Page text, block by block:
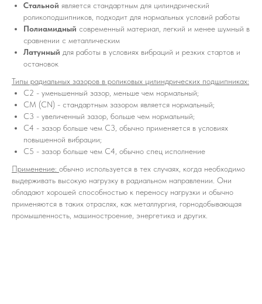
Стальной является стандартным для цилиндрический
роликоподшипников, подходит для нормальных условий работы
Полиамидный современный материал, легкий и менее шумный в
сравнении с металлическим
Латунный для работы в условиях вибраций и резких стартов и
остановок
Типы радиальных зазоров в роликовых цилиндрических подшипниках:
C2 - уменьшенный зазор, меньше чем нормальный;
CM (CN) - стандартным зазором является нормальный;
С3 - увеличенный зазор, больше чем нормальный;
С4 - зазор больше чем С3, обычно применяется в условиях
повышенной вибрации;
С5 - зазор больше чем С4, обычно спец исполнение
Применение: обычно используется в тех случаях, когда необходимо
выдерживать высокую нагрузку в радиальном направлении. Они
обладают хорошей способностью к переносу нагрузки и обычно
применяются в таких отраслях, как металлургия, горнодобывающая
промышленность, машиностроение, энергетика и других.